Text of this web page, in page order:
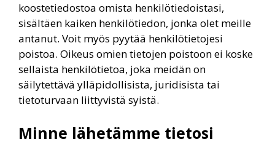
koostetiedostoa omista henkilötiedoistasi,
sisältäen kaiken henkilötiedon, jonka olet meille
antanut. Voit myös pyytää henkilötietojesi
poistoa. Oikeus omien tietojen poistoon ei koske
sellaista henkilötietoa, joka meidän on
säilytettävä ylläpidollisista, juridisista tai
tietoturvaan liittyvistä syistä.
Minne lähetämme tietosi